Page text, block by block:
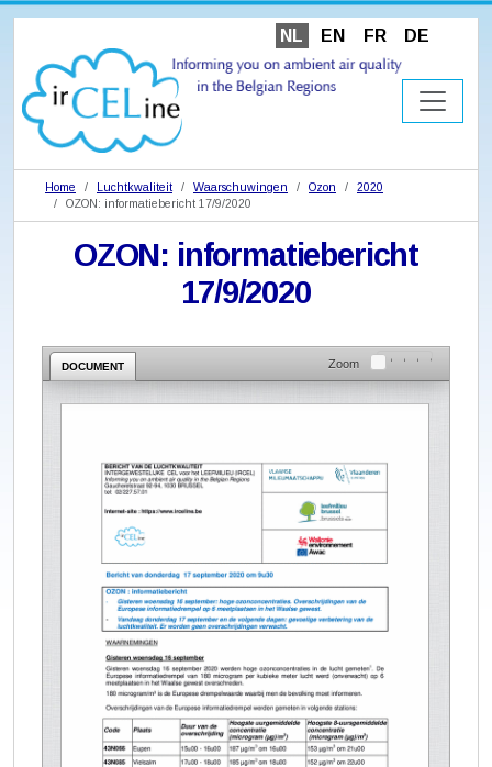
NL EN FR DE
Home Luchtkwaliteit Waarschuwingen Ozon
2020
OZON: informatiebericht 17/9/2020
OZON: informatiebericht
17/9/2020
DOCUMENT Zoom